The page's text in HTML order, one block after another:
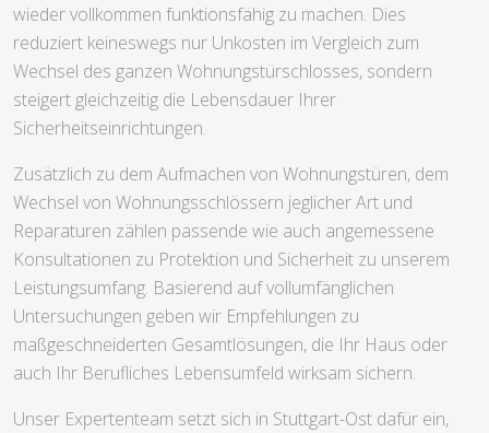
wieder vollkommen funktionsfähig zu machen. Dies
reduziert keineswegs nur Unkosten im Vergleich zum
Wechsel des ganzen Wohnungstürschlosses, sondern
steigert gleichzeitig die Lebensdauer Ihrer
Sicherheitseinrichtungen.
Zusätzlich zu dem Aufmachen von Wohnungstüren, dem
Wechsel von Wohnungsschlössern jeglicher Art und
Reparaturen zählen passende wie auch angemessene
Konsultationen zu Protektion und Sicherheit zu unserem
Leistungsumfang. Basierend auf vollumfänglichen
Untersuchungen geben wir Empfehlungen zu
maßgeschneiderten Gesamtlösungen, die Ihr Haus oder
auch Ihr Berufliches Lebensumfeld wirksam sichern.
Unser Expertenteam setzt sich in Stuttgart-Ost dafür ein,